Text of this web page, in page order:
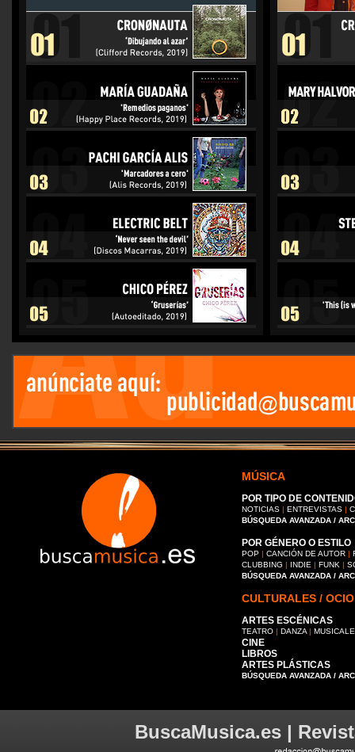
MÚSICA
POR TIPO DE
NOTICIAS | ENTREVISTAS |
BÚSQUEDA AVANZADA /
POR GÉNERO O ESTILO
POP | CANCIÓN DE AUTOR |
CLUBBING | INDIE | FUNK |
BÚSQUEDA AVANZADA /
CULTURALES / OCIO
ARTES ESCÉNICAS
TEATRO | DANZA |
CINE
LIBROS
ARTES PLÁSTICAS
BÚSQUEDA AVANZADA /
BuscaMusica.es |